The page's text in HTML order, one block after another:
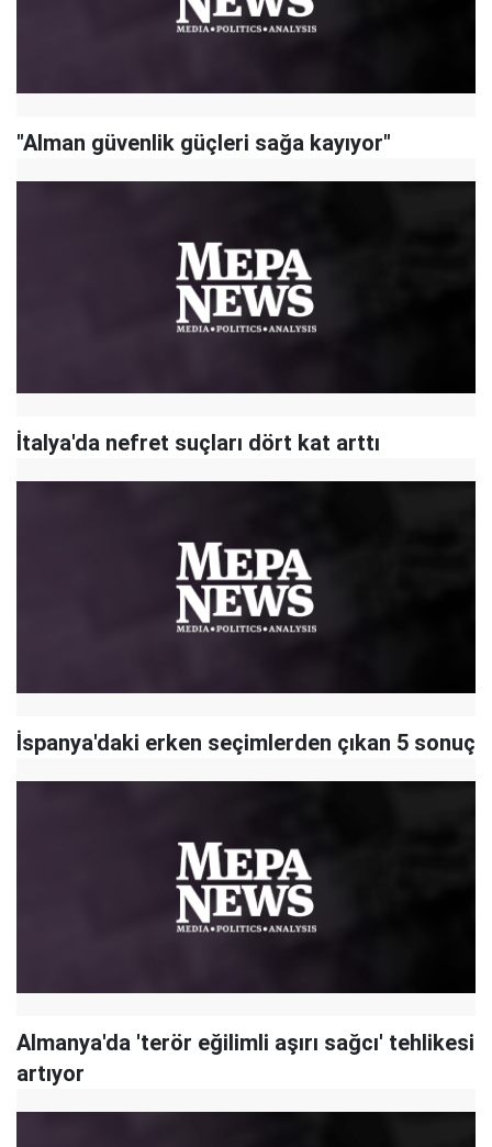
"Alman güvenlik güçleri sağa kayıyor"
İtalya'da nefret suçları dört kat arttı
İspanya'daki erken seçimlerden çıkan 5 sonuç
Almanya'da 'terör eğilimli aşırı sağcı' tehlikesi
artıyor